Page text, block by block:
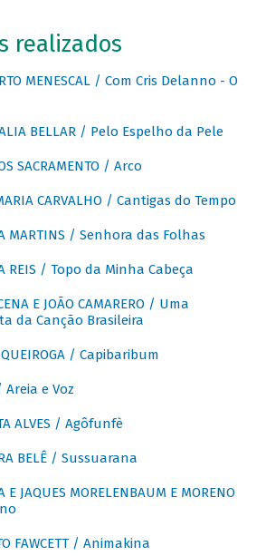
realizados
MENESCAL / Com Cris Delanno - O
BELLAR / Pelo Espelho da Pele
SACRAMENTO / Arco
CARVALHO / Cantigas do Tempo
MARTINS / Senhora das Folhas
REIS / Topo da Minha Cabeça
E JOÃO CAMARERO / Uma
da Canção Brasileira
/ Capibaribum
Areia e Voz
ALVES / Agôfunfè
BELÊ / Sussuarana
E JAQUES MORELENBAUM E MORENO
FAWCETT / Animakina